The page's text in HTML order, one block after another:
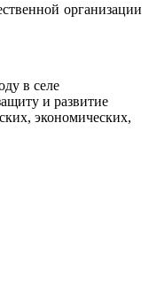
организации
в селе
и развитие
экономических,